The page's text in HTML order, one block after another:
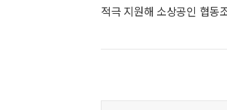
적극 지원해 소상공인 협동